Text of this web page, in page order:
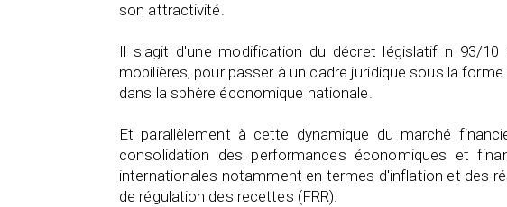
son attractivité.
Il s'agit d'une modification du décret législatif n 93/
mobilières, pour passer à un cadre juridique sous la
dans la sphère économique nationale.
Et parallèlement à cette dynamique du marché
consolidation des performances économiques et
internationales notamment en termes d'inflation et des
de régulation des recettes (FRR).